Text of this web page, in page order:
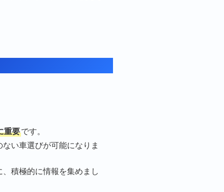
重要です。
い車選びが可能になりま
積極的に情報を集めまし